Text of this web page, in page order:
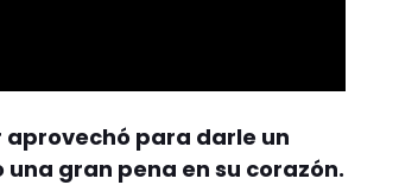
aprovechó para darle un
gran pena en su corazón.